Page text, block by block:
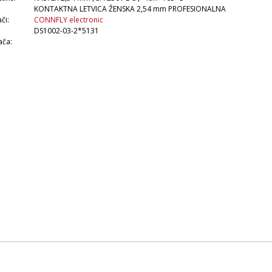
KONTAKTNA LETVICA ŽENSKA 2,54 mm PROFESIONALNA
CONNFLY electronic
DS1002-03-2*5131